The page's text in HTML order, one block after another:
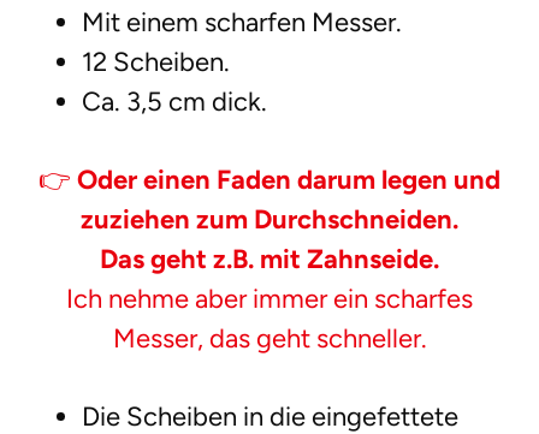
Mit einem scharfen Messer.
12 Scheiben.
Ca. 3,5 cm dick.
👉 Oder einen Faden darum legen und
zuziehen zum Durchschneiden.
Das geht z.B. mit Zahnseide.
Ich nehme aber immer ein scharfes
Messer, das geht schneller.
Die Scheiben in die eingefettete